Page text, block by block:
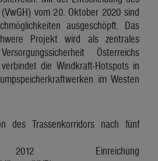
vom 20. Oktober 2020 sind
ausgeschöpft. Das
Projekt wird als zentrales
Österreichs
die Windkraft-Hotspots in
im Westen
des Trassenkorridors nach fünf
2012 Einreichung